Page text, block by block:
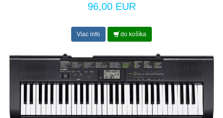
96,00 EUR
Viac info do košíka